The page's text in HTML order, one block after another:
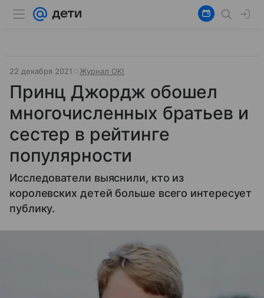
22 декабря 2021 Журнал OK!
Принц Джордж обошел
многочисленных братьев и
сестер в рейтинге
популярности
Исследователи выяснили, кто из
королевских детей больше всего интересует
публику.